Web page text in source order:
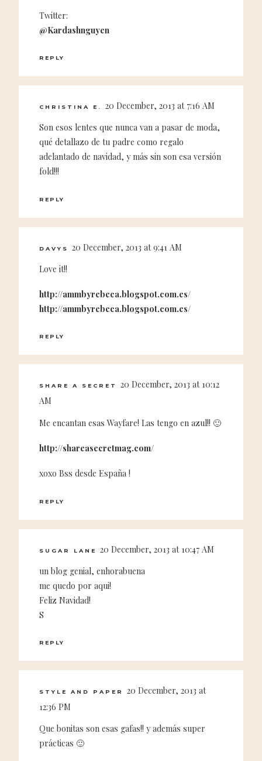
Twitter:
@Kardashnguyen
REPLY
CHRISTINA E.
20 December, 2013 at 7:16 AM
Son esos lentes que nunca van a pasar de moda,
qué detallazo de tu padre como regalo
adelantado de navidad, y más sin son esa versión
fold!!!
REPLY
DAVYS
20 December, 2013 at 9:41 AM
Love it!!
http://ammbyrebeca.blogspot.com.es/
http://ammbyrebeca.blogspot.com.es/
REPLY
SHARE A SECRET
20 December, 2013 at 10:12
AM
Me encantan esas Wayfare! Las tengo en azul!! 🙂
http://shareasecretmag.com/
xoxo Bss desde España !
REPLY
SUGAR LANE
20 December, 2013 at 10:47 AM
un blog genial, enhorabuena
me quedo por aqui!
Feliz Navidad!
S
REPLY
STYLE AND PAPER
20 December, 2013 at
12:36 PM
Que bonitas son esas gafas!! y además super
prácticas 🙂